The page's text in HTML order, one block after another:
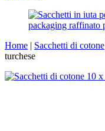
Home | Sacchetti di cotone
turchese